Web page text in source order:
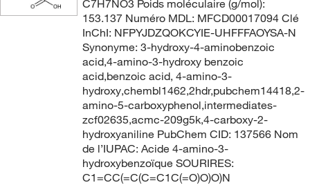
C7H7NO3 Poids moléculaire (g/mol):
153.137 Numéro MDL: MFCD00017094 Clé
InChI: NFPYJDZQOKCYIE-UHFFFAOYSA-N
Synonyme: 3-hydroxy-4-aminobenzoic
acid,4-amino-3-hydroxy benzoic
acid,benzoic acid, 4-amino-3-
hydroxy,chembl1462,2hdr,pubchem14418,2-
amino-5-carboxyphenol,intermediates-
zcf02635,acmc-209g5k,4-carboxy-2-
hydroxyaniline PubChem CID: 137566 Nom
de l’IUPAC: Acide 4-amino-3-
hydroxybenzoïque SOURIRES:
C1=CC(=C(C=C1C(=O)O)O)N